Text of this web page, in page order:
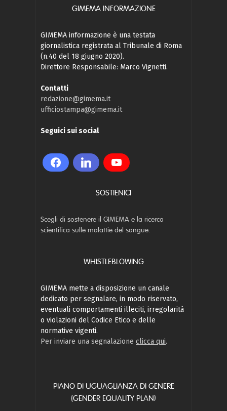
GIMEMA INFORMAZIONE
GIMEMA informazione è una testata
giornalistica registrata al Tribunale di Roma
(n.40 del 18 giugno 2020).
Direttore Responsabile: Marco Vignetti.
Contatti
redazione@gimema.it
ufficiostampa@gimema.it
Seguici sui social
SOSTIENICI
Scegli di sostenere il GIMEMA e la ricerca
scientifica sulle malattie del sangue.
WHISTLEBLOWING
GIMEMA mette a disposizione un canale
dedicato per segnalare, in modo riservato,
eventuali comportamenti illeciti, irregolarità
o violazioni del Codice Etico e delle
normative vigenti.
Per inviare una segnalazione clicca qui.
PIANO DI UGUAGLIANZA DI GENERE
(GENDER EQUALITY PLAN)